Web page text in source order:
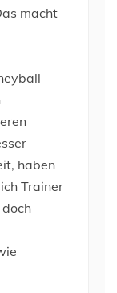
macht
haben
Trainer